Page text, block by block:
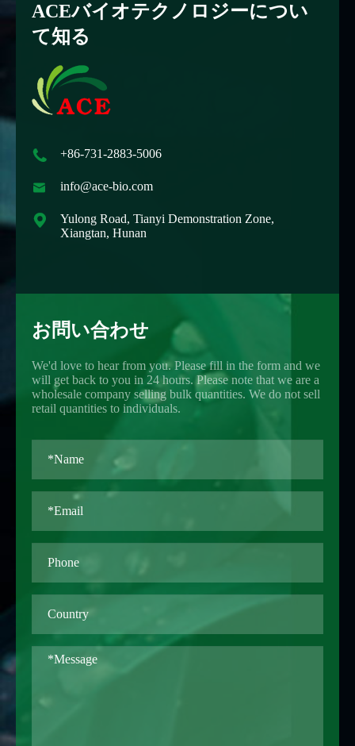
ACEバイオテクノロジーについ
て知る
 +86-731-2883-5006
 info@ace-bio.com

Yulong Road, Tianyi Demonstration Zone,
Xiangtan, Hunan
お問い合わせ
We'd love to hear from you. Please fill in the form and we
will get back to you in 24 hours. Please note that we are a
wholesale company selling bulk quantities. We do not sell
retail quantities to individuals.